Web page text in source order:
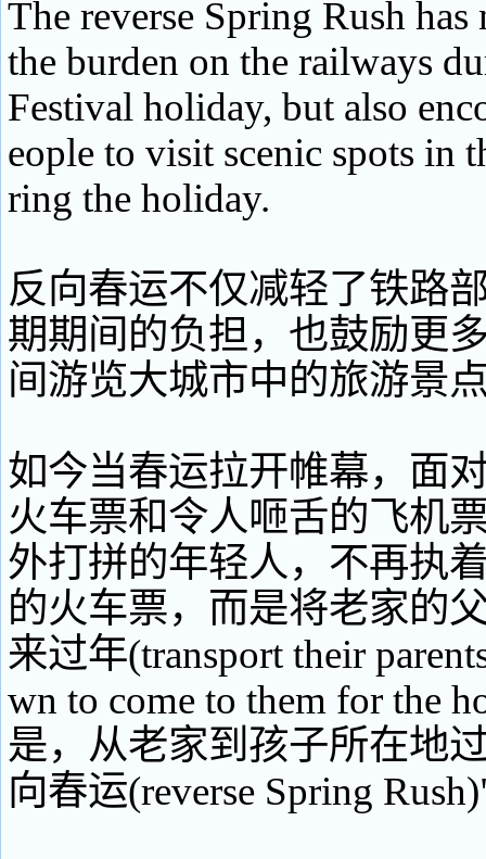
The reverse Spring Rush has
the burden on the railways
Festival holiday, but also
eople to visit scenic spots in
ring the holiday.
反向春运不仅减轻了铁路
期期间的负担，也鼓励更
间游览大城市中的旅游景
如今当春运拉开帷幕，面
火车票和令人咂舌的飞机
外打拼的年轻人，不再执
的火车票，而是将老家的
来过年(transport their
wn to come to them for the
是，从老家到孩子所在地
向春运(reverse Spring